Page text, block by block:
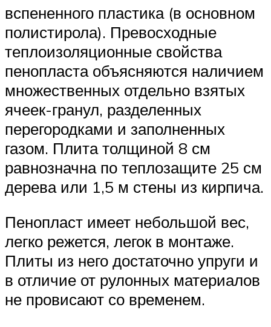
вспененного пластика (в основном
полистирола). Превосходные
теплоизоляционные свойства
пенопласта объясняются наличием
множественных отдельно взятых
ячеек-гранул, разделенных
перегородками и заполненных
газом. Плита толщиной 8 см
равнозначна по теплозащите 25 см
дерева или 1,5 м стены из кирпича.
Пенопласт имеет небольшой вес,
легко режется, легок в монтаже.
Плиты из него достаточно упруги и
в отличие от рулонных материалов
не провисают со временем.